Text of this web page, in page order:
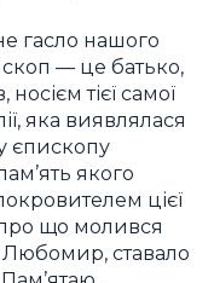
гасло нашого
— це батько,
тієї самої
яка виявлялася
єпископу
якого
цієї
про що молився
ставало